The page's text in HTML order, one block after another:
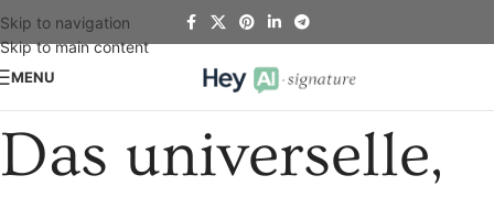
Skip to navigation
Skip to main content
MENU
Das universelle,